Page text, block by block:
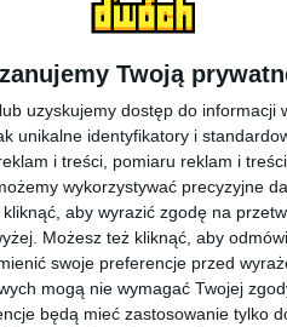
Twoją
uzyskujemy dostęp do informacji
unikalne identyfikatory i
i treści, pomiaru reklam i
wykorzystywać precyzyjne
aby wyrazić zgodę na
Możesz też kliknąć, aby
swoje preferencje przed
mogą nie wymagać Twojej
będą mieć zastosowanie tylko